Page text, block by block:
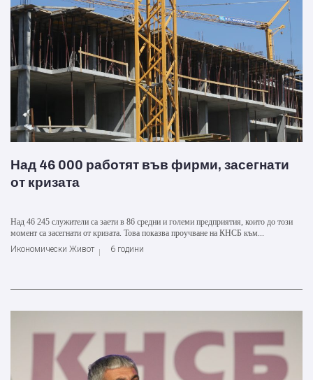
Над 46 000 работят във фирми, засегнати
от кризата
Над 46 245 служители са заети в 86 средни и големи предприятия, които до този
момент са засегнати от кризата. Това показва проучване на КНСБ към...
Икономически Живот
6 години